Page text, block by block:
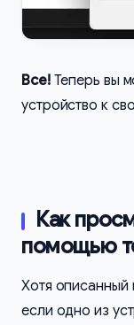
Все! Теперь вы
устройство к
Как
помощью
Хотя описанный
если одно из